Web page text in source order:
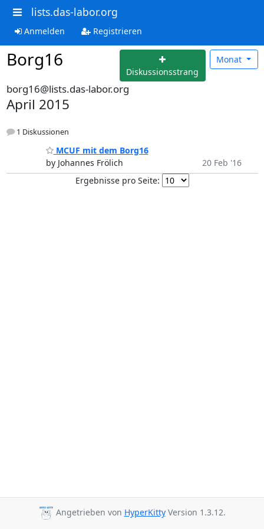
lists.das-labor.org
Anmelden Registrieren
Borg16
Diskussionsstrang
Monat
borg16@lists.das-labor.org
April 2015
1 Diskussionen
MCUF mit dem Borg16
by Johannes Frölich
20 Feb '16
Ergebnisse pro Seite:
Angetrieben von HyperKittyVersion 1.3.12.